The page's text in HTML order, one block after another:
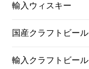
輸入ウィスキー
国産クラフトビール
輸入クラフトビール